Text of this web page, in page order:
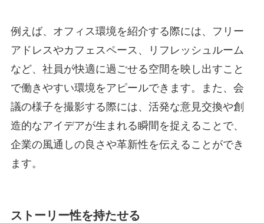
例えば、オフィス環境を紹介する際には、フリー
アドレスやカフェスペース、リフレッシュルーム
など、社員が快適に過ごせる空間を映し出すこと
で働きやすい環境をアピールできます。また、会
議の様子を撮影する際には、活発な意見交換や創
造的なアイデアが生まれる瞬間を捉えることで、
企業の風通しの良さや革新性を伝えることができ
ます。
ストーリー性を持たせる